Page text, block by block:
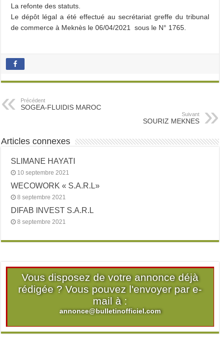
La refonte des statuts.
Le dépôt légal a été effectué au secrétariat greffe du tribunal
de commerce à Meknès le 06/04/2021 sous le N° 1765.
Précédent
SOGEA-FLUIDIS MAROC
Suivant
SOURIZ MEKNES
Articles connexes
SLIMANE HAYATI
10 septembre 2021
WECOWORK « S.A.R.L»
8 septembre 2021
DIFAB INVEST S.A.R.L
8 septembre 2021
Vous disposez de votre annonce déjà
rédigée ? Vous pouvez l'envoyer par e-
mail à :
annonce@bulletinofficiel.com